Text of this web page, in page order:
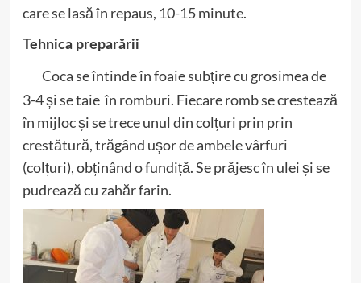
care se lasă în repaus, 10-15 minute.
Tehnica preparării
Coca se întinde în foaie subțire cu grosimea de
3-4 și se taie în romburi. Fiecare romb se crestează
în mijloc și se trece unul din colțuri prin prin
crestătură, trăgând ușor de ambele vârfuri
(colțuri), obținând o fundiță. Se prăjesc în ulei și se
pudrează cu zahăr farin.